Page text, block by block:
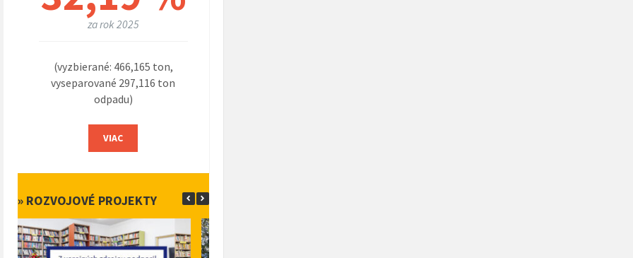
za rok 2025
(vyzbierané: 466,165 ton,
vyseparované 297,116 ton
odpadu)
VIAC
» ROZVOJOVÉ PROJEKTY